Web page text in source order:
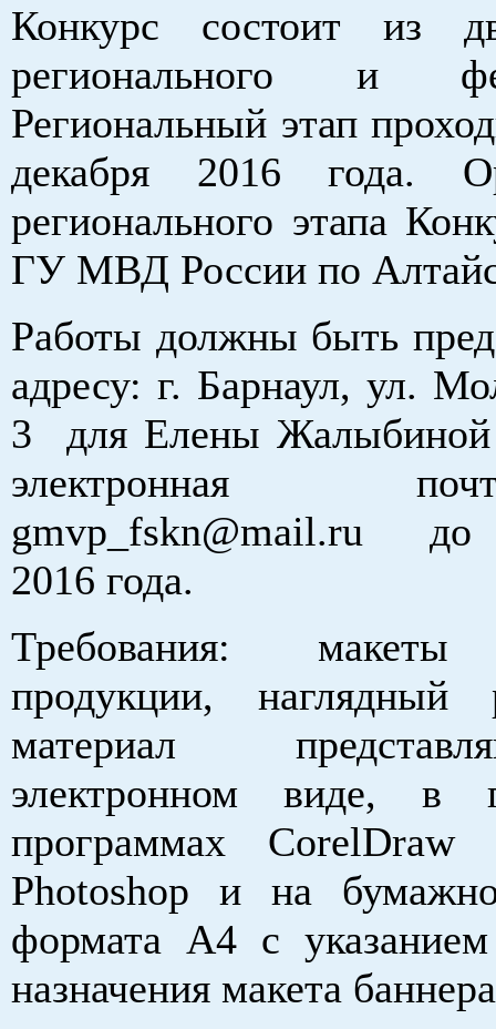
Конкурс состоит из
регионального и
Региональный этап
декабря 2016 года.
регионального этапа
ГУ МВД России по
Работы должны быть
адресу: г. Барнаул, ул.
3 для Елены Жалыбиной
электронная
gmvp_fskn@mail.ru до
2016 года.
Требования: макеты
продукции, наглядный
материал
электронном виде, в
программах
Photoshop и на
формата А4 с
назначения макета